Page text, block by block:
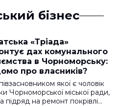
бізнес
«Тріада»
дах комунального
в Чорноморську:
про власників?
якої є чоловік
Чорноморської міської ради,
підряд на ремонт покрівлі…